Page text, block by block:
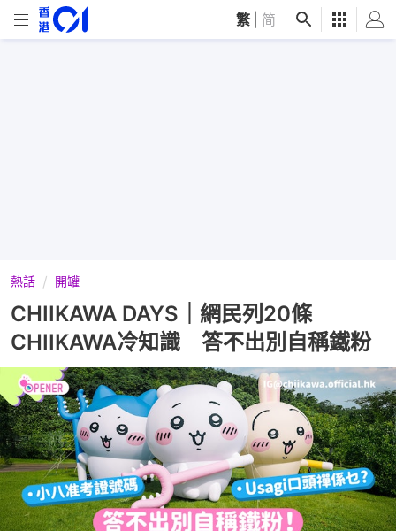
繁 简
熱話 開罐
CHIIKAWA DAYS｜網民列20條
CHIIKAWA冷知識 答不出別自稱鐵粉